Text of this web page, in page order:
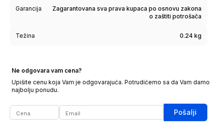
Garancija
Zagarantovana sva prava kupaca po osnovu zakona
o zaštiti potrošača
Težina 0.24 kg
Ne odgovara vam cena?
Upišite cenu koja Vam je odgovarajuća. Potrudićemo sa da Vam damo
najbolju ponudu.
Pošalji